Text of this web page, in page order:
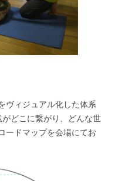
ヴィジュアル化した体系
どこに繋がり、どんな世
ドマップを会場にてお